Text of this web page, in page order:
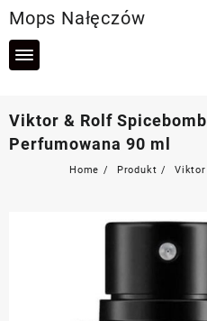
to
content
Mops Nałęczów
Viktor & Rolf
Perfumowana 90 ml
Home Produkt
Viktor